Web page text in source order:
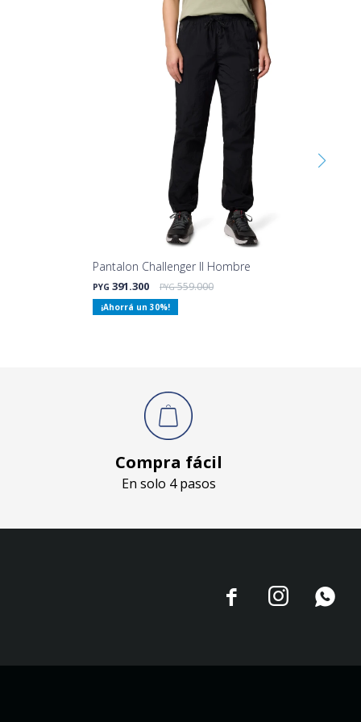
Pantalon Challenger II Hombre
PYG 391.300 PYG 559.000
30
Compra fácil
En solo 4 pasos
  